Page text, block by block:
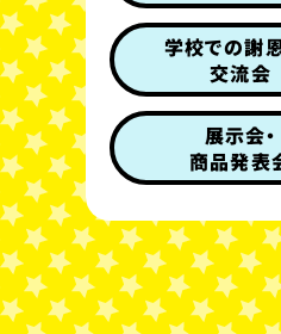
学校での謝
交流会
展示会・
商品発表